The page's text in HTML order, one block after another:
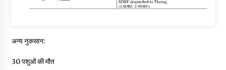
अन्य नुकसान:
30 पशुओं की मौत